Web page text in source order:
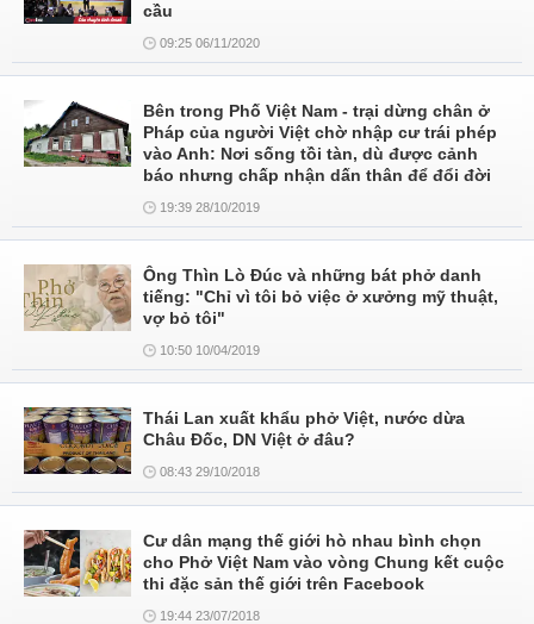
cầu
09:25 06/11/2020
Bên trong Phố Việt Nam - trại dừng chân ở
Pháp của người Việt chờ nhập cư trái phép
vào Anh: Nơi sống tồi tàn, dù được cảnh
báo nhưng chấp nhận dấn thân để đổi đời
19:39 28/10/2019
Ông Thìn Lò Đúc và những bát phở danh
tiếng: "Chỉ vì tôi bỏ việc ở xưởng mỹ thuật,
vợ bỏ tôi"
10:50 10/04/2019
Thái Lan xuất khẩu phở Việt, nước dừa
Châu Đốc, DN Việt ở đâu?
08:43 29/10/2018
Cư dân mạng thế giới hò nhau bình chọn
cho Phở Việt Nam vào vòng Chung kết cuộc
thi đặc sản thế giới trên Facebook
19:44 23/07/2018